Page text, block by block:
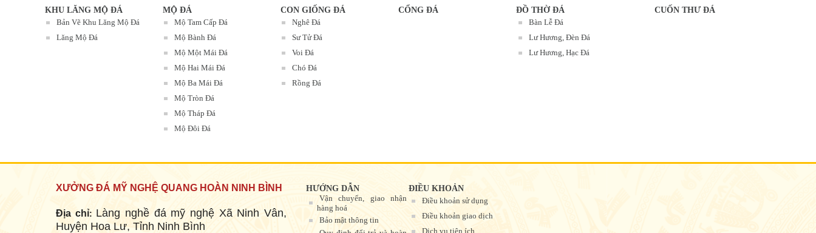
90.000.000 đ
Mã SP: LMĐ 60
90.000.000 đ
KHU LĂNG MỘ ĐÁ
Bản Vẽ Khu Lăng Mộ Đá
Lăng Mộ Đá
MỘ ĐÁ
Mộ Tam Cấp Đá
Mộ Bành Đá
Mộ Một Mái Đá
Mộ Hai Mái Đá
Mộ Ba Mái Đá
Mộ Tròn Đá
Mộ Tháp Đá
Mộ Đôi Đá
CON GIỐNG ĐÁ
Nghê Đá
Sư Tử Đá
Voi Đá
Chó Đá
Rồng Đá
CỔNG ĐÁ
ĐỒ THỜ ĐÁ
Bàn Lễ Đá
Lư Hương, Đèn Đá
Lư Hương, Hạc Đá
CUỐN THƯ ĐÁ
XƯỞNG ĐÁ MỸ NGHỆ QUANG HOÀN NINH BÌNH
Địa chỉ: Làng nghề đá mỹ nghệ Xã Ninh Vân,
Huyện Hoa Lư, Tỉnh Ninh Bình
HƯỚNG DẪN
Vận chuyển, giao nhận
hàng hoá
Bảo mật thông tin
ĐIỀU KHOẢN
Điều khoản sử dụng
Điều khoản giao dịch
Dịch vụ tiện ích